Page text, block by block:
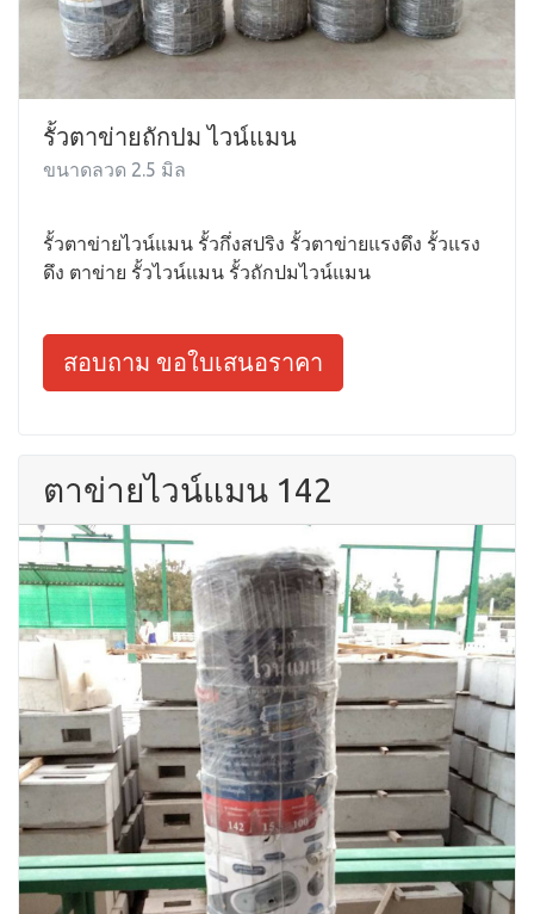
รั้วตาข่ายถักปม ไวน์แมน
ขนาดลวด 2.5 มิล
รั้วตาข่ายไวน์แมน รั้วกึ่งสปริง รั้วตาข่ายแรงดึง รั้วแรง
ดึง ตาข่าย รั้วไวน์แมน รั้วถักปมไวน์แมน
สอบถาม ขอใบเสนอราคา
ตาข่ายไวน์แมน 142